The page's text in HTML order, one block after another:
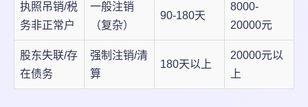
执照吊销/税
务非正常户
一般注销
（复杂）
90-180天
8000-
20000元
股东失联/存
在债务
强制注销/清
算
180天以上
20000元以
上